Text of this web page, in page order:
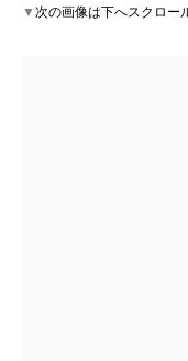
▼次の画像は下へスクロー